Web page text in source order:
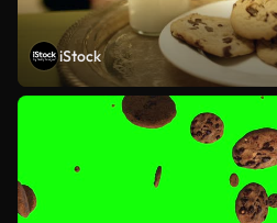
iStock